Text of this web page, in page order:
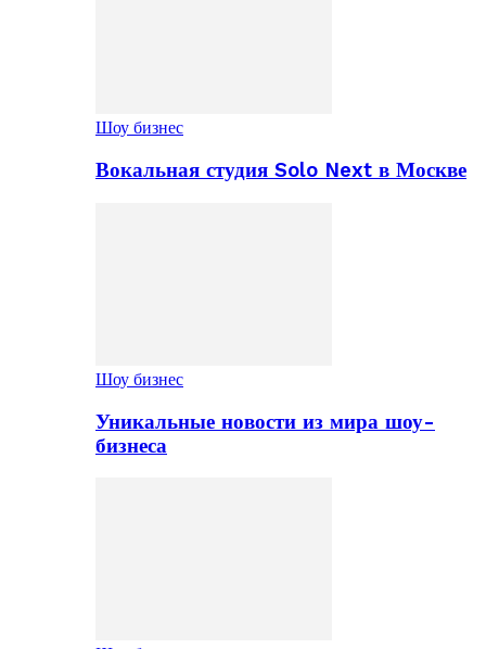
Шоу бизнес
Вокальная студия Solo Next в Москве
Шоу бизнес
Уникальные новости из мира шоу-
бизнеса